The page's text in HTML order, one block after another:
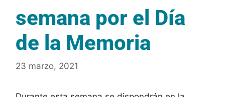
semana por el Día
de la Memoria
23 marzo, 2021